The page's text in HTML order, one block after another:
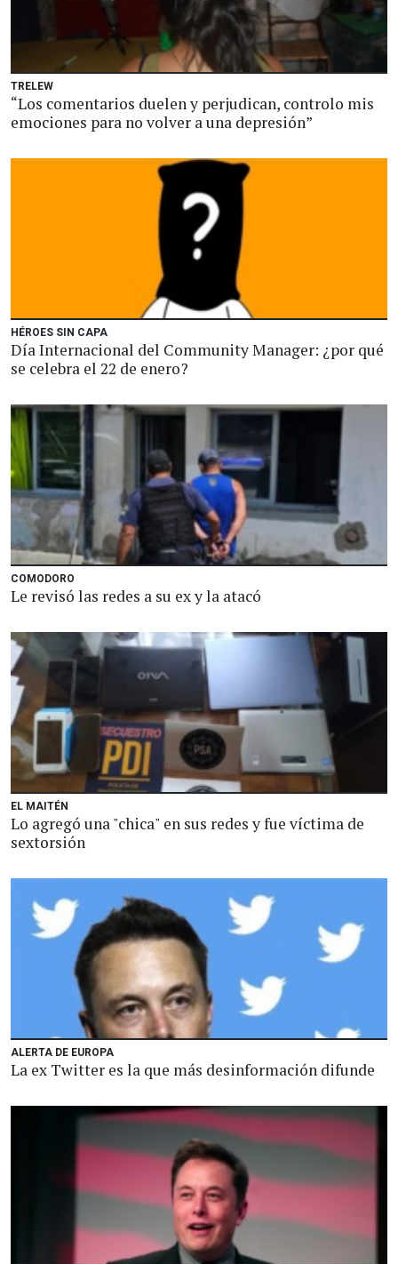
TRELEW
“Los comentarios duelen y perjudican, controlo mis
emociones para no volver a una depresión”
HÉROES SIN CAPA
Día Internacional del Community Manager: ¿por qué
se celebra el 22 de enero?
COMODORO
Le revisó las redes a su ex y la atacó
EL MAITÉN
Lo agregó una "chica" en sus redes y fue víctima de
sextorsión
ALERTA DE EUROPA
La ex Twitter es la que más desinformación difunde